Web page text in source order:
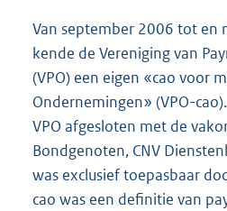
Van september 2006 tot en
kende de Vereniging van
(VPO) een eigen «cao voor
Ondernemingen» (VPO-
VPO afgesloten met de
Bondgenoten, CNV
was exclusief toepasbaar
cao was een definitie van